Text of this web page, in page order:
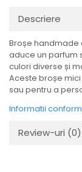
Descriere
Broșe handmade
aduce un parfum
culori diverse și
Aceste broșe
sau pentru a
Informatii
Review-uri (0)